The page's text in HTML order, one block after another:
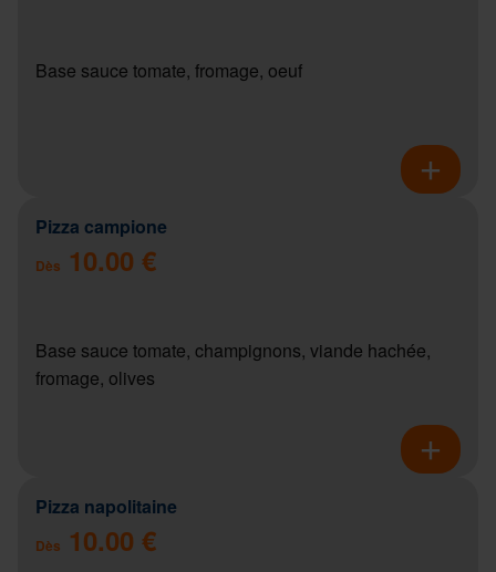
Base sauce tomate, fromage, oeuf
Pizza campione
Dès 10.00 €
Base sauce tomate, champignons, viande hachée,
fromage, olives
Pizza napolitaine
Dès 10.00 €